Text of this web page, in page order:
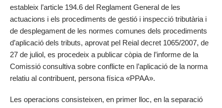
estableix l’article 194.6 del Reglament General de les
actuacions i els procediments de gestió i inspecció tributària i
de desplegament de les normes comunes dels procediments
d’aplicació dels tributs, aprovat pel Reial decret 1065/2007, de
27 de juliol, es procedeix a publicar còpia de l’informe de la
Comissió consultiva sobre conflicte en l’aplicació de la norma
relatiu al contribuent, persona física «PPAA».
Les operacions consisteixen, en primer lloc, en la separació